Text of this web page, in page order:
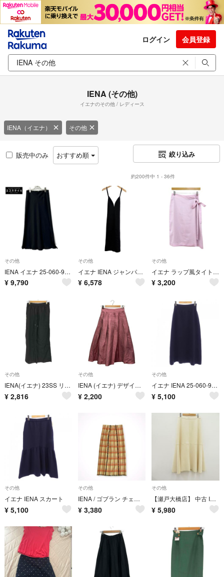
ログイン 会員登録
IENA (その他)
イエナのその他 / レディース
IENA（イエナ） その他
販売中のみ おすすめ順 絞り込み
約200件中 1 - 36件
その他
IENA イエナ 25-060-900-9000 25年 ブラック サテン ロングスカート 40
¥ 9,790
その他
イエナ IENA ジャンパーワンピース キャミソールワンピース ブラック 18-040-900-2161-2-0 レディース
¥ 6,578
その他
イエナ ラップ風タイトスカート ボトムス 日本製 レディース 38サイズ ピンク IENA
¥ 3,200
その他
IENA(イエナ) 23SS リネントラペーズイージースカート レディース
¥ 2,816
その他
IENA (イエナ) デザインシャンタンギャザーフレアスカート 21060900206030 パープル 36
¥ 2,200
その他
イエナ IENA 25-060-900-4500-1-0 スカート
¥ 5,100
その他
イエナ IENA スカート
¥ 5,100
その他
IENA / ゴブラン チェックフリンジスカート 参考定価：22,000+tax SIZE：36
¥ 3,380
その他
【瀬戸大橋店】 中古 IENA | イエナ スカート スウェードライクフレアスカート アイボリー サイズ：38 【110】
¥ 5,980